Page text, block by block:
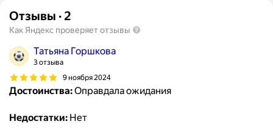
Отзывы · 2
Как Яндекс проверяет отзывы
Татьяна Горшкова
3 отзыва
9 ноября 2024
Достоинства:Оправдала ожидания
Недостатки: Нет